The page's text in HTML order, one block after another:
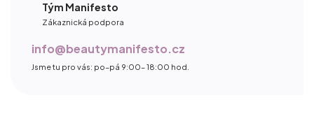
Tým Manifesto
Zákaznická podpora
info@beautymanifesto.cz
Jsme tu pro vás: po–pá 9:00– 18:00 hod.